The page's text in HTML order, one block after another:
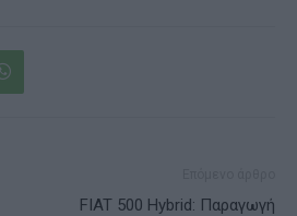
FIAT 500 Hybrid: Παραγωγή